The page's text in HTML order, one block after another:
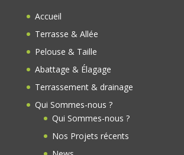
Accueil
Terrasse & Allée
Pelouse & Taille
Abattage & Élagage
Terrassement & drainage
Qui Sommes-nous ?
Qui Sommes-nous ?
Nos Projets récents